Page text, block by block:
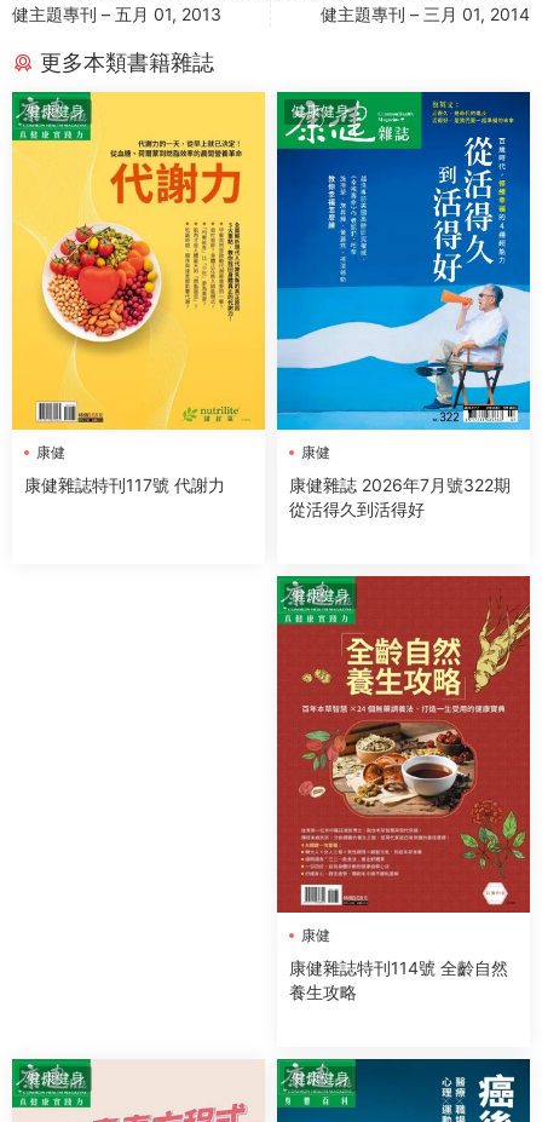
健主題專刊 – 五月 01, 2013
健主題專刊 – 三月 01, 2014
更多本類書籍雜誌
健康健身
康健
康健雜誌特刊117號 代謝力
健康健身
康健
康健雜誌 2026年7月號322期
從活得久到活得好
健康健身
康健
康健雜誌特刊114號 全齡自然
養生攻略
健康健身 健康健身